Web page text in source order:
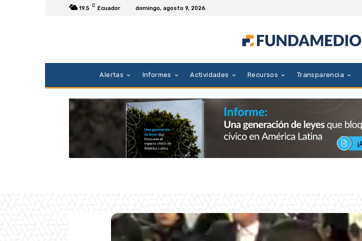
19.5 C Ecuador domingo, agosto 9, 2026
Alertas Informes Actividades Recursos Transparencia